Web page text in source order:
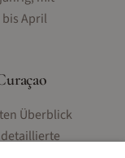
April
Überblick